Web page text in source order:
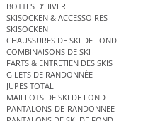
BOTTES D’HIVER
SKISOCKEN & ACCESSOIRES
SKISOCKEN
CHAUSSURES DE SKI DE FOND
COMBINAISONS DE SKI
FARTS & ENTRETIEN DES SKIS
GILETS DE RANDONNÉE
JUPES TOTAL
MAILLOTS DE SKI DE FOND
PANTALONS-DE-RANDONNEE